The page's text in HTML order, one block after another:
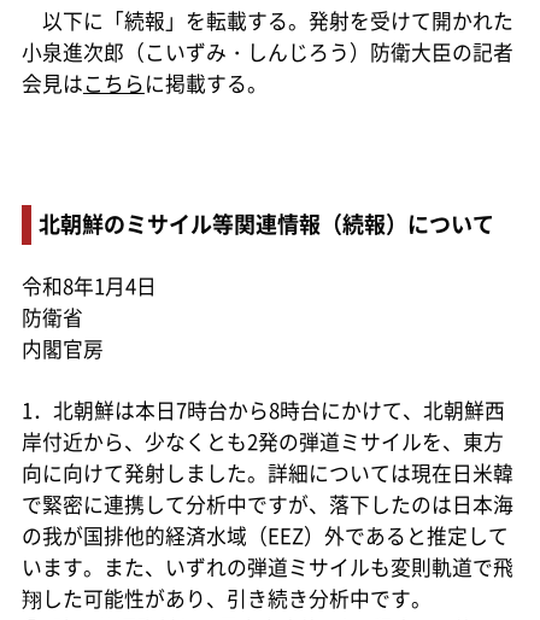
以下に「続報」を転載する。発射を受けて開かれた
小泉進次郎（こいずみ・しんじろう）防衛大臣の記者
会見はこちらに掲載する。
北朝鮮のミサイル等関連情報（続報）について
令和8年1月4日
防衛省
内閣官房
1．北朝鮮は本日7時台から8時台にかけて、北朝鮮西
岸付近から、少なくとも2発の弾道ミサイルを、東方
向に向けて発射しました。詳細については現在日米韓
で緊密に連携して分析中ですが、落下したのは日本海
の我が国排他的経済水域（EEZ）外であると推定して
います。また、いずれの弾道ミサイルも変則軌道で飛
翔した可能性があり、引き続き分析中です。